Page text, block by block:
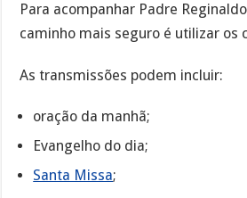
Para acompanhar Padre
caminho mais seguro é utilizar os
As transmissões podem incluir:
oração da manhã;
Evangelho do dia;
Santa Missa;